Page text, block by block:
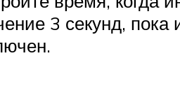
3 секунд,